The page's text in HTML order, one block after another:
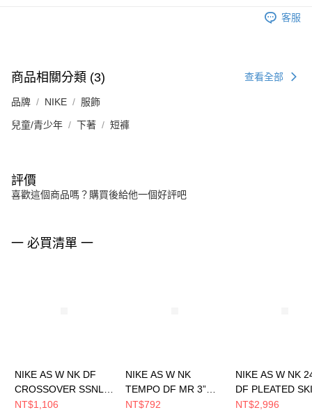
客服
商品相關分類 (3) 查看全部
品牌 NIKE 服飾
兒童/青少年 下著 短褲
評價
喜歡這個商品嗎？購買後給他一個好評吧
一 必買清單 一
NIKE AS W NK DF
CROSSOVER SSNL
SHOR 女 短褲
NT$1,106
NIKE AS W NK
TEMPO DF MR 3”
SHORT 女 短褲
NT$792
NIKE AS W NK
DF PLEATED
女 短裙
NT$2,996